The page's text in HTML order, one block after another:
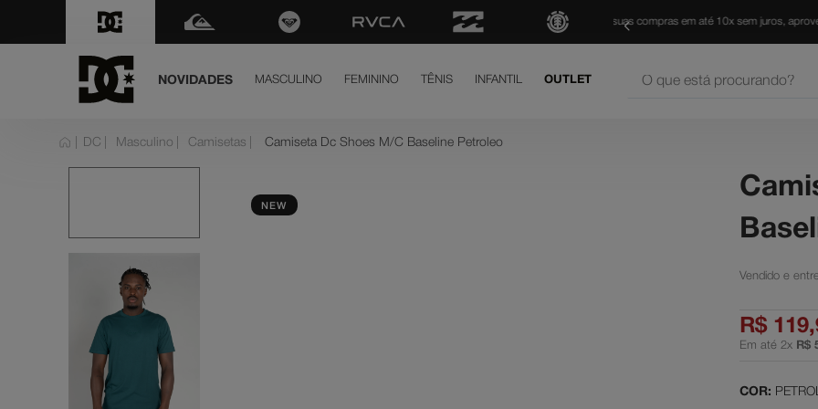
FRETE GRÁTISpara todo Brasil
NOVIDADES MASCULINO FEMININO TÊNIS INFANTIL OUTLET
DC Masculino Camisetas Camiseta Dc Shoes M/C Baseline Petroleo
NEW
R$ 119,
Em até 2x R$
COR:
termos mais buscados